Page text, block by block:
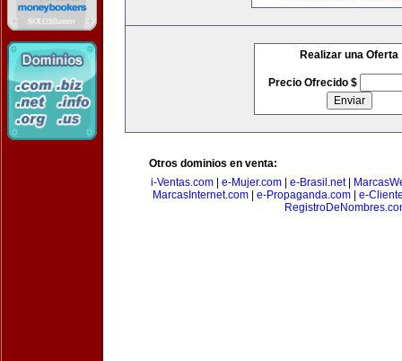
Realizar una Oferta
Precio Ofrecido $
Otros dominios en venta:
i-Ventas.com
e-Mujer.com e-Brasil.net|
MarcasInternet.com| e-Propaganda.com| e-